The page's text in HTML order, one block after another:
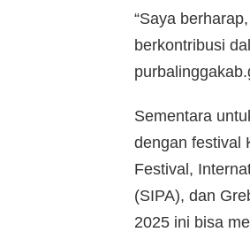
“Saya
berkontribusi
Sementara
dengan festival
Festival,
(SIPA), dan
2025 ini bisa